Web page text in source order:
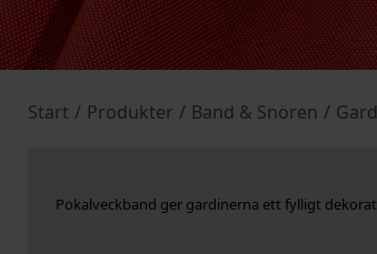
Start / Produkter / Band & Snören /
Pokalveckband ger gardinerna ett fylligt